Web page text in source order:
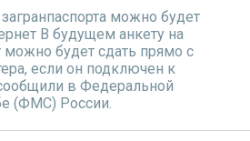
можно будет
В будущем анкету на
можно будет сдать прямо с
если он подключен к
в Федеральной
(ФМС) России.